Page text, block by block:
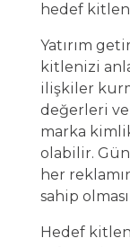
hedef
Yatırım
kitlenizi
ilişkiler
değerleri
marka
olabilir.
her
sahip
Hedef